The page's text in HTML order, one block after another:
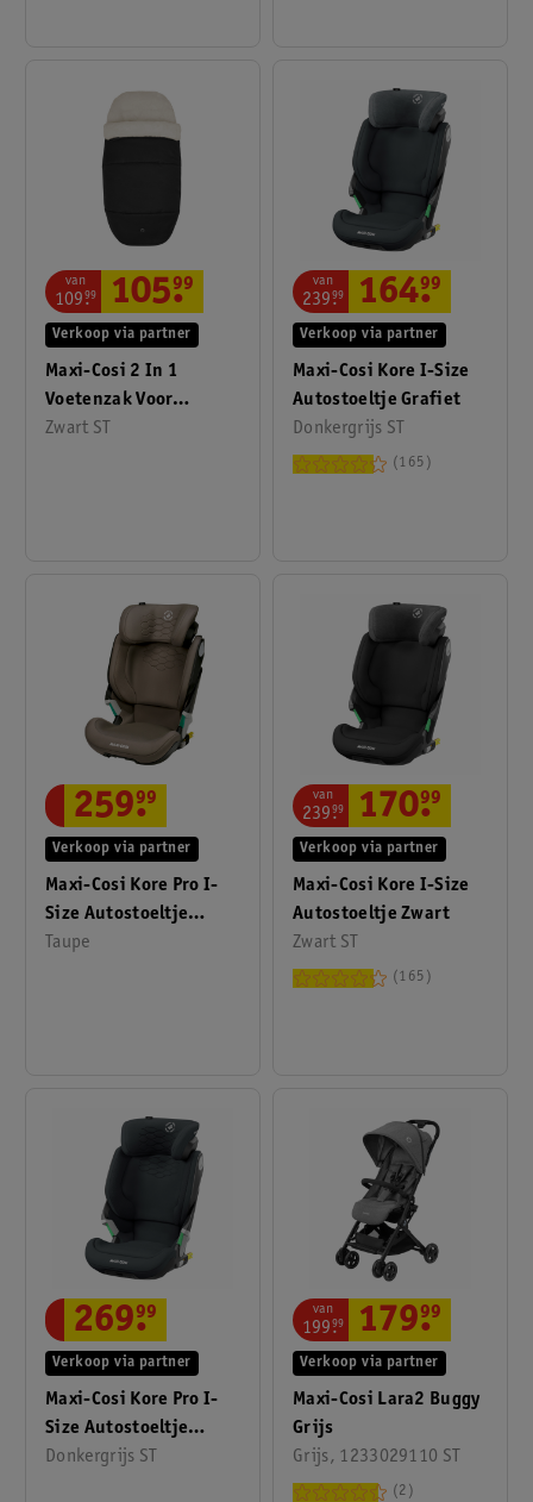
Maxi-Cosi 2 In 1
Voetenzak Voor
Kinderwagen Twilic
Zwart ST
Verkoop via partner
van
109.
99 105.
99
Maxi-Cosi Kore I-Size
Autostoeltje Grafiet
Donkergrijs ST
Verkoop via partner
van
239.
99 164.
99
165
Maxi-Cosi Kore Pro I-
Size Autostoeltje
Vanaf Ca. 3,5 Jaar Tot
Taupe
Verkoop via partner
259.
99
Maxi-Cosi Kore I-Size
Autostoeltje Zwart
Zwart ST
Verkoop via partner
van
239.
99 170.
99
165
Maxi-Cosi Kore Pro I-
Size Autostoeltje
Vanaf Ca. 3,5 Jaar Tot
Donkergrijs ST
Verkoop via partner
269.
99
Maxi-Cosi Lara2 Buggy
Grijs
Grijs, 1233029110 ST
Verkoop via partner
van
199.
99 179.
99
2